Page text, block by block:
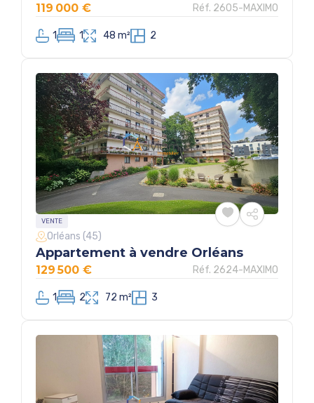
Réf. 2605-MAXIMO
1 1 48 m² 2
119 000 €
VENTE
Réf. 2624-MAXIMO
Orléans (45)
Appartement à vendre Orléans
1 2 72 m² 3
129 500 €